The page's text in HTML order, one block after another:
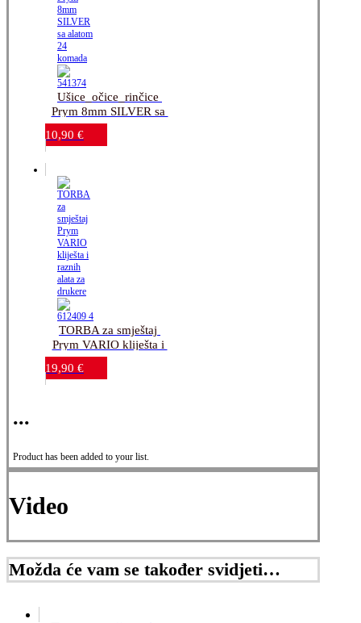
Ušice_očice_rinčice
Prym 8mm SILVER sa
alatom_24 komada
10,90 €
TORBA za smještaj
Prym VARIO kliješta i
raznih alata za drukere
19,90 €
...
Product has been added to your list.
Video
Možda će vam se također svidjeti…